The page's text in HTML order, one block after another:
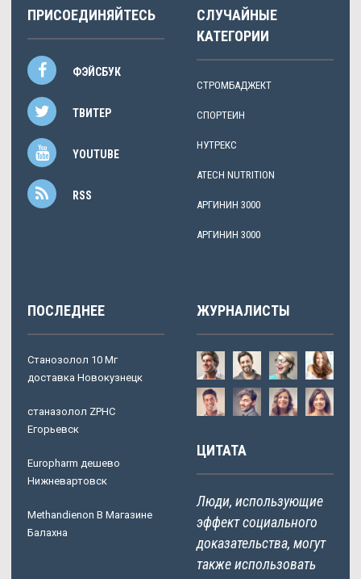
ПРИСОЕДИНЯЙТЕСЬ
ФЭЙСБУК
ТВИТЕР
YOUTUBE
RSS
СЛУЧАЙНЫЕ
КАТЕГОРИИ
СТРОМБАДЖЕКТ
СПОРТЕИН
НУТРЕКС
ATECH NUTRITION
АРГИНИН 3000
АРГИНИН 3000
ПОСЛЕДНЕЕ
Станозолол 10 Мг
доставка Новокузнецк
станазолол ZPHC
Егорьевск
Europharm дешево
Нижневартовск
Methandienon В Магазине
Балахна
ЖУРНАЛИСТЫ
ЦИТАТА
Люди, использующие
эффект социального
доказательства, могут
также использовать